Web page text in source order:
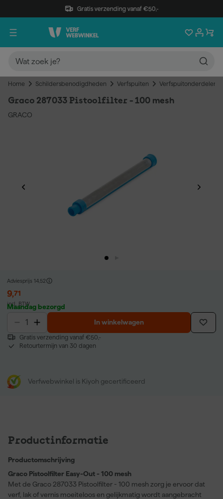
Gratis verzending vanaf €50,-
Home Schildersbenodigdheden Verfspuiten Verfspuitonderdelen
Graco 287033 Pistoolfilter - 100 mesh
GRACO
Adviesprijs 14,52
9,71
incl. BTW
Maandag bezorgd
In winkelwagen
Gratis verzending vanaf €50,-
Retourtermijn van 30 dagen
Verfwebwinkel is Kiyoh gecertificeerd
Productinformatie
Productomschrijving
Graco Pistoolfilter Easy-Out - 100 mesh
Met de Graco 287033 Pistoolfilter - 100 mesh zorg je ervoor dat
verf, lak of vernis moeiteloos en gelijkmatig wordt aangebracht